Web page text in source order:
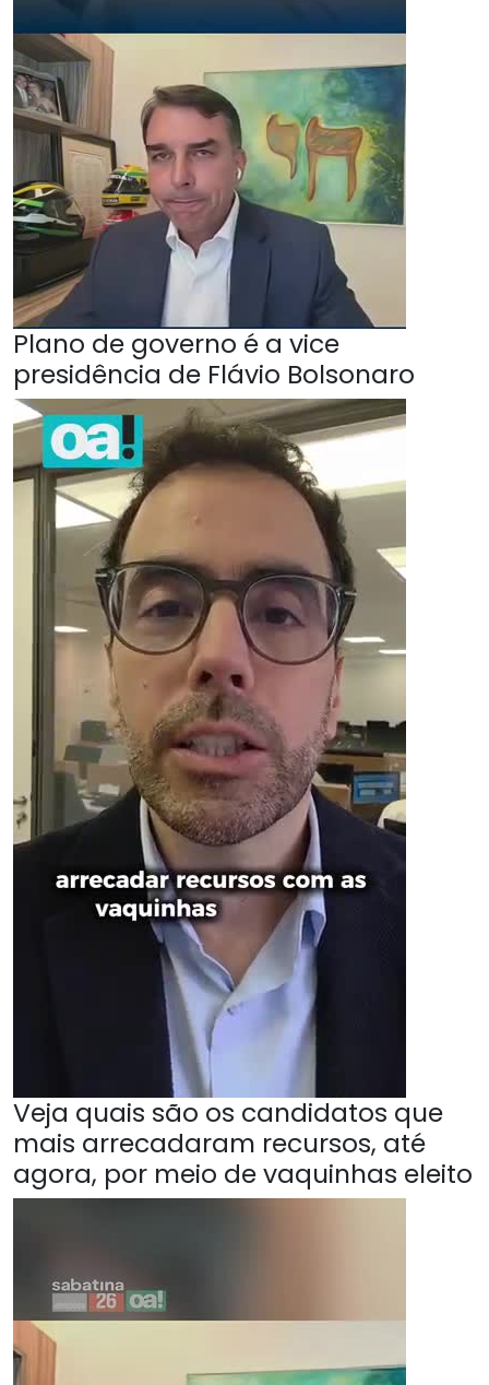
Plano de governo é a vice
presidência de Flávio Bolsonaro
Veja quais são os candidatos que
mais arrecadaram recursos, até
agora, por meio de vaquinhas eleito